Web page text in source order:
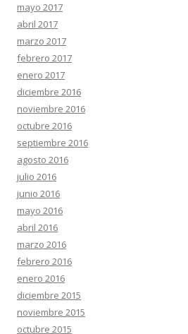
mayo 2017
abril 2017
marzo 2017
febrero 2017
enero 2017
diciembre 2016
noviembre 2016
octubre 2016
septiembre 2016
agosto 2016
julio 2016
junio 2016
mayo 2016
abril 2016
marzo 2016
febrero 2016
enero 2016
diciembre 2015
noviembre 2015
octubre 2015